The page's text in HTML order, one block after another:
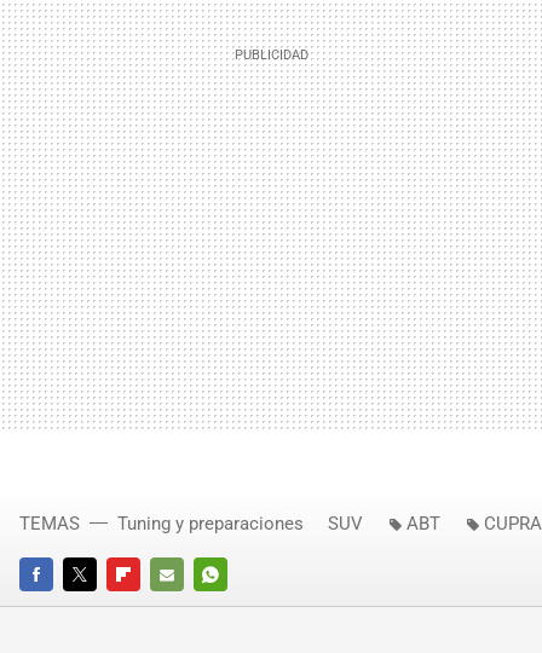
FACEBOOKTWITTERFLIPBOARD
E-
WHATSAPP
TEMAS Tuning y preparaciones SUV ABT CUPRA